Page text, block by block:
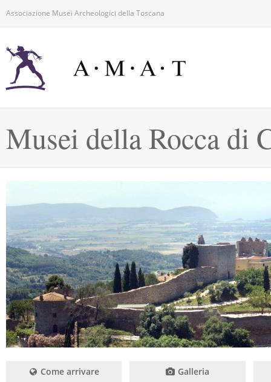
Associazione Musei Archeologici della Toscana
Musei della Rocca di
Come arrivare Galleria